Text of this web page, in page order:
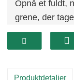
Opnå et fuldt,
grene, der
afhængigt af
udseende
Konstrueret
Produktdetaljer